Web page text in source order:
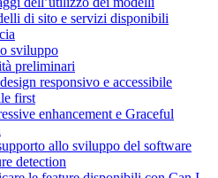
di sito e servizi disponibili
sviluppo
preliminari
responsivo e accessibile
first
enhancement e Graceful
allo sviluppo del software
detection